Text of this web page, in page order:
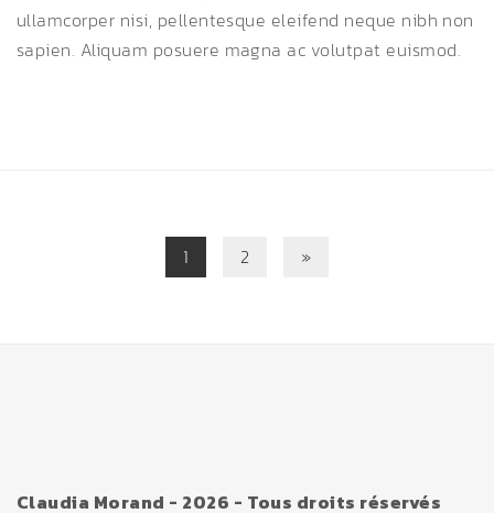
ullamcorper nisi, pellentesque eleifend neque nibh non
sapien. Aliquam posuere magna ac volutpat euismod.
1 2 »
Claudia Morand - 2026 - Tous droits réservés